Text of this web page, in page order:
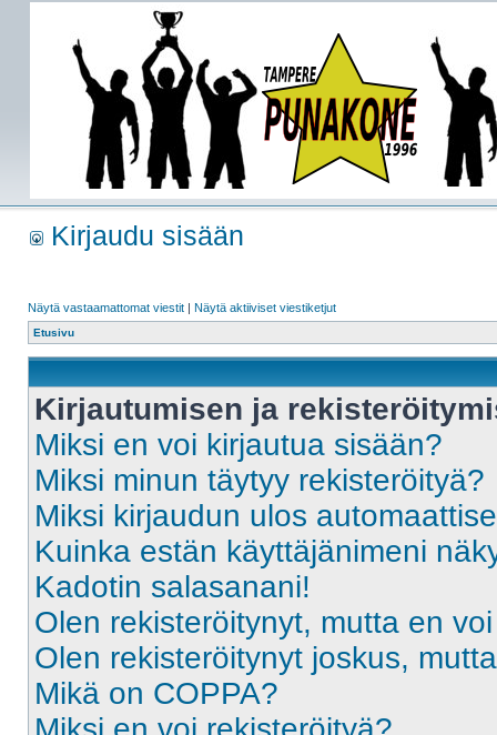
Kirjaudu sisään
Näytä vastaamattomat viestit | Näytä aktiiviset viestiketjut
Etusivu
Kirjautumisen ja
Miksi en voi kirjautua sisään?
Miksi minun täytyy rekisteröityä?
Miksi kirjaudun ulos
Kuinka estän käyttäjänimeni
Kadotin salasanani!
Olen rekisteröitynyt, mutta en
Olen rekisteröitynyt joskus,
Mikä on COPPA?